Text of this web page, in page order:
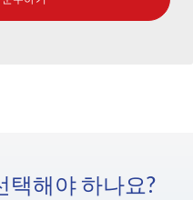
택해야 하나요?